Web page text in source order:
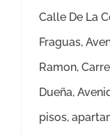
Calle De La
Fraguas,
Ramon,
Dueña,
pisos,